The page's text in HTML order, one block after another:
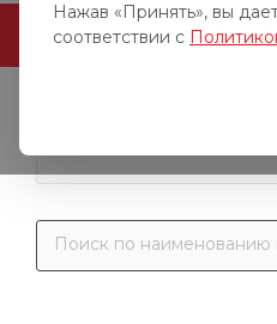
ГЛАВНАЯ
Нажав «Принять», вы
соответствии с